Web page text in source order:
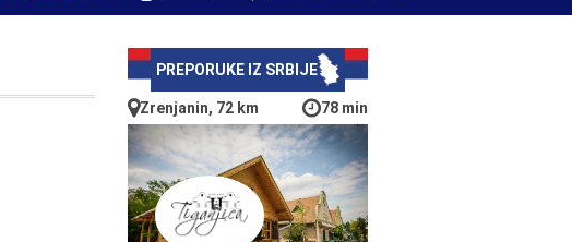
PREPORUKE IZ SRBIJE
Zrenjanin, 72 km 78 min